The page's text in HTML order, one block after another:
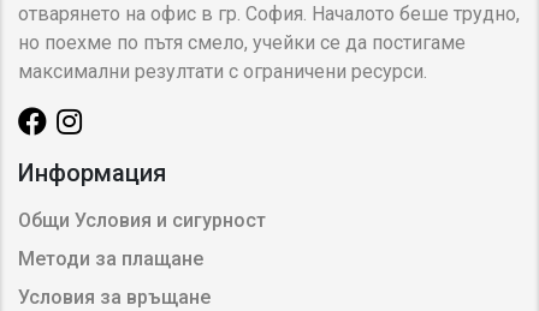
отварянето на офис в гр. София. Началото беше трудно,
но поехме по пътя смело, учейки се да постигаме
максимални резултати с ограничени ресурси.
Информация
Общи Условия и сигурност
Методи за плащане
Условия за връщане